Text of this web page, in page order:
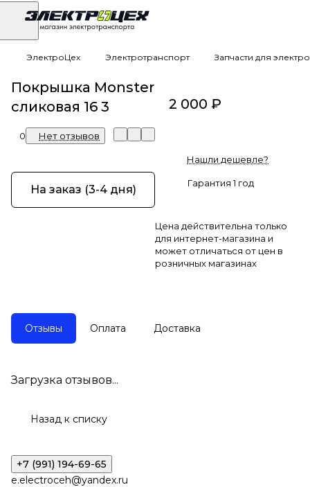
ЭлектроЦех Электротранспорт Запчасти для
Покрышка Monster
сликовая 16 3
0 Нет отзывов
На заказ (3-4 дня)
2 000 ₽
Нашли дешевле?
Гарантия 1 год
Цена действительна только
для интернет-магазина и
может отличаться от цен в
розничных магазинах
Отзывы Оплата Доставка
Загрузка отзывов...
Назад к списку
+7 (991) 194-69-65
e.electroceh@yandex.ru